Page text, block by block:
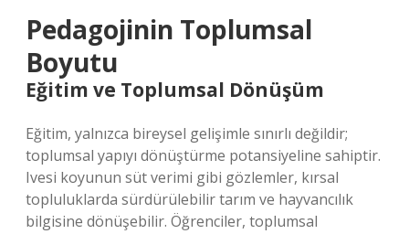
Pedagojinin Toplumsal
Boyutu
Eğitim ve Toplumsal Dönüşüm
Eğitim, yalnızca bireysel gelişimle sınırlı değildir;
toplumsal yapıyı dönüştürme potansiyeline sahiptir.
Ivesi koyunun süt verimi gibi gözlemler, kırsal
topluluklarda sürdürülebilir tarım ve hayvancılık
bilgisine dönüşebilir. Öğrenciler, toplumsal